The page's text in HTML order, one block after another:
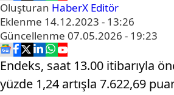
Oluşturan HaberX Editör
Eklenme 14.12.2023 - 13:26
Güncellenme 07.05.2026 - 19:23
Endeks, saat 13.00 itibarıyla
yüzde 1,24 artışla 7.622,69